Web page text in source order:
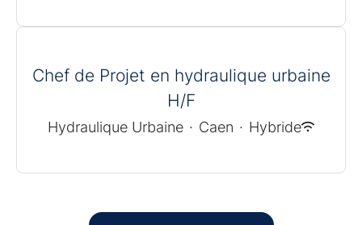
Chef de Projet en hydraulique urbaine
H/F
Hydraulique Urbaine · Caen · Hybride